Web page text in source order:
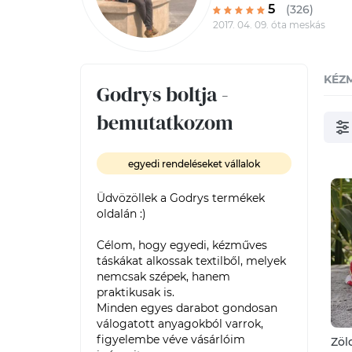
5 (326)
2017. 04. 09. óta meskás
Godrys boltja -
bemutatkozom
egyedi rendeléseket vállalok
Üdvözöllek a Godrys termékek
oldalán :)
Célom, hogy egyedi, kézműves
táskákat alkossak textilből, melyek
nemcsak szépek, hanem
praktikusak is.
Minden egyes darabot gondosan
válogatott anyagokból varrok,
figyelembe véve vásárlóim